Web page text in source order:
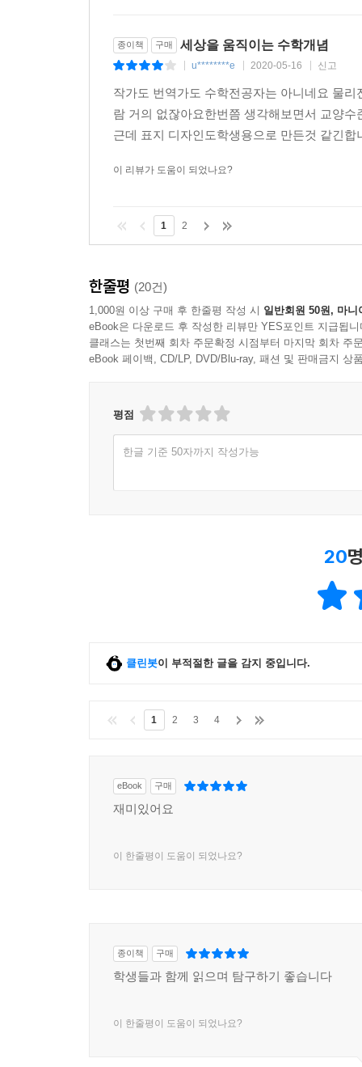
종이책 구매 세상을 움직이는 수학개념
u********e 2020-05-16 신고
작가도 번역가도 수학전공자는 아니네요 물
람 거의 없잖아요한번쯤 생각해보면서 교양
근데 표지 디자인도학생용으로 만든것 같긴
이 리뷰가 도움이 되었나요?
1 2
한줄평 (20건)
1,000원 이상 구매 후 한줄평 작성 시 일반회원 50원, 마니
eBook은 다운로드 후 작성한 리뷰만 YES포인트 지급됩니
클래스는 첫번째 회차 주문확정 시점부터 마지막 회차 주
eBook 페이백, CD/LP, DVD/Blu-ray, 패션 및 판매금지 상
평점
한글 기준 50자까지 작성가능
20
클린봇이 부적절한 글을 감지 중입니다.
1 2 3 4
eBook 구매
재미있어요
이 한줄평이 도움이 되었나요?
종이책 구매
학생들과 함께 읽으며 탐구하기 좋습니다
이 한줄평이 도움이 되었나요?